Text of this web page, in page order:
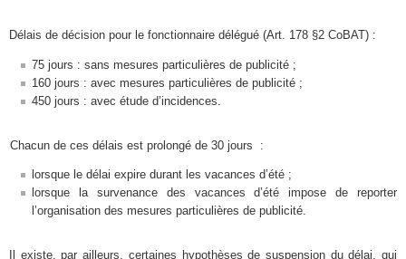
Délais de décision pour le fonctionnaire délégué (Art. 178 §2 CoBAT) :
75 jours : sans mesures particulières de publicité ;
160 jours : avec mesures particulières de publicité ;
450 jours : avec étude d’incidences.
Chacun de ces délais est prolongé de 30 jours :
lorsque le délai expire durant les vacances d’été ;
lorsque la survenance des vacances d’été impose de reporter
l’organisation des mesures particulières de publicité.
Il existe, par ailleurs, certaines hypothèses de suspension du délai, qui